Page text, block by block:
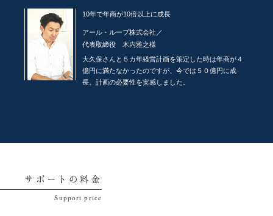
10年で年商が10倍以上に成長
アール・ループ株式会社／
代表取締役 木内雅之様
大久保さんと５カ年経営計画を策定した時は年商が４
億円に満たなかったのですが、今では５０億円に成
長。計画の必要性を実感しました。
サポートの料金